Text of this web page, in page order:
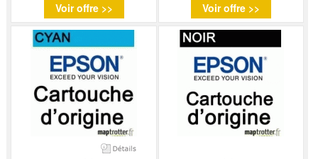
Voir offre >> Voir offre >>